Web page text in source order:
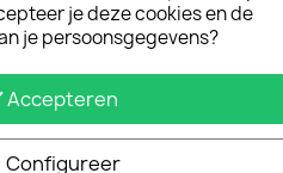
5415 2255 1015
5415
5415 2520
je deze cookies en de
je persoonsgegevens?
Accepteren
Configureer